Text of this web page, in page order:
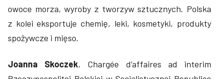
owoce morza, wyroby z tworzyw sztucznych. Polska
z kolei eksportuje chemię, leki, kosmetyki, produkty
spożywcze i mięso.
Joanna Skoczek, Chargée d’affaires ad interim